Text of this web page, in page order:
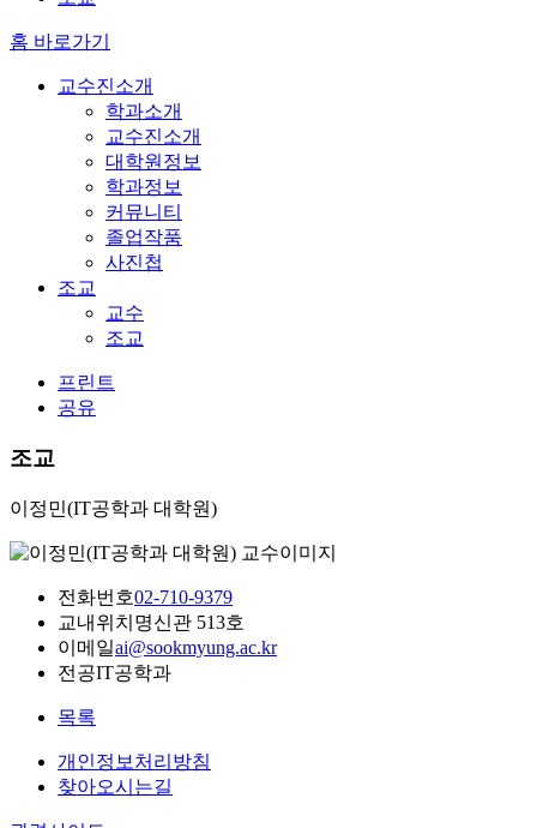
홈 바로가기
교수진소개
학과소개
교수진소개
대학원정보
학과정보
커뮤니티
졸업작품
사진첩
조교
교수
조교
프린트
공유
조교
이정민(IT공학과 대학원)
전화번호02-710-9379
교내위치 명신관 513호
이메일ai@sookmyung.ac.kr
전공IT공학과
목록
개인정보처리방침
찾아오시는길